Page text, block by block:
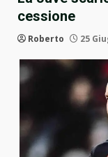
cessione
Roberto 25